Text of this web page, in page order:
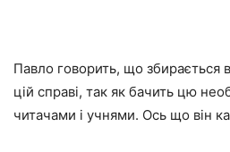
Павло говорить, що збирається
цій справі, так як бачить цю
читачами і учнями. Ось що він